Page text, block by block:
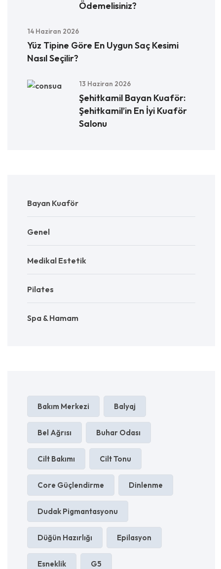
Ödemelisiniz?
14 Haziran 2026
Yüz Tipine Göre En Uygun Saç Kesimi
Nasıl Seçilir?
13 Haziran 2026
Şehitkamil Bayan Kuaför:
Şehitkamil’in En İyi Kuaför
Salonu
Bayan Kuaför
Genel
Medikal Estetik
Pilates
Spa & Hamam
Bakım Merkezi Balyaj
Bel Ağrısı Buhar Odası
Cilt Bakımı Cilt Tonu
Core Güçlendirme Dinlenme
Dudak Pigmantasyonu
Düğün Hazırlığı Epilasyon
Esneklik G5